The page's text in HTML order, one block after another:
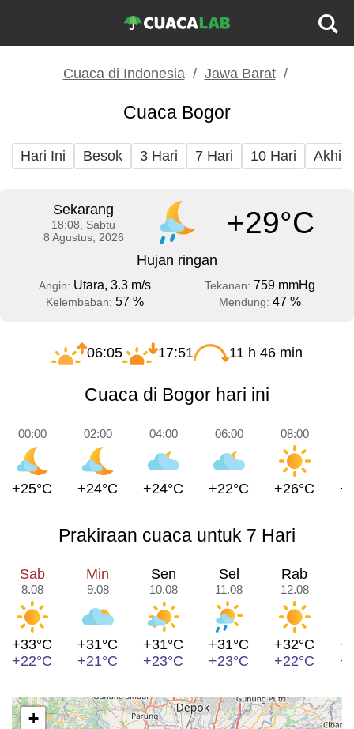
Cuaca di Indonesia Jawa Barat
Cuaca Bogor
Hari Ini Besok 3 Hari 7 Hari 10 Hari Akhir
Sekarang
18:08, Sabtu
8 Agustus, 2026
+29°C
Hujan ringan
Angin: Utara, 3.3 m/s Tekanan: 759 mmHg
Kelembaban: 57 % Mendung: 47 %
06:05 17:51 11 h 46 min
Cuaca di Bogor hari ini
00:00
+25°C
02:00
+24°C
04:00
+24°C
06:00
+22°C
08:00
+26°C
Prakiraan cuaca untuk 7 Hari
Sab
8.08
+33°C
+22°C
Min
9.08
+31°C
+21°C
Sen
10.08
+31°C
+23°C
Sel
11.08
+31°C
+23°C
Rab
12.08
+32°C
+22°C
+